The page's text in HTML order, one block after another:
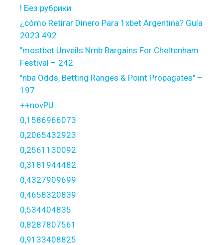
! Без рубрики
¿cómo Retirar Dinero Para 1xbet Argentina? Guía
2023 492
"mostbet Unveils Nrnb Bargains For Cheltenham
Festival – 242
"nba Odds, Betting Ranges & Point Propagates" –
197
++novPU
0,1586966073
0,2065432923
0,2561130092
0,3181944482
0,4327909699
0,4658320839
0,534404835
0,8287807561
0,9133408825